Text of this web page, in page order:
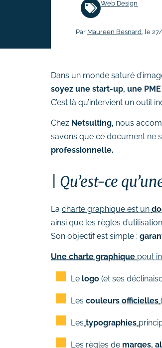
# Rédaction de contenus
Acquisition & fidélisation
# Référencement payant
# Community
(SMO)
(SMA)
# Emailing
# Graphisme print
# Identité visuelle
# Webdesign
Suivi des performances
Formations
# Formation SEO
naturel)
# Formation SEA (Google
# Formation SMO
management)
# Formation SMA
Web Design
Par Maureen Besnard , le
Dans un monde saturé
soyez une start-up, une
C’est là qu’intervient un outil
Chez Netsulting, nous
savons que ce document ne
professionnelle.
Qu’est-ce
La charte graphique est un
ainsi que les règles
Son objectif est simple :
Une charte graphique peut
Le logo (et ses
Les couleurs officielles
Les typographies
Les règles de marges,